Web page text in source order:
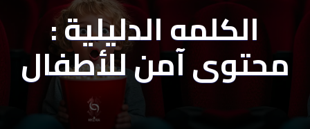
الكلمه الدليلية :
محتوى آمن للأطفال